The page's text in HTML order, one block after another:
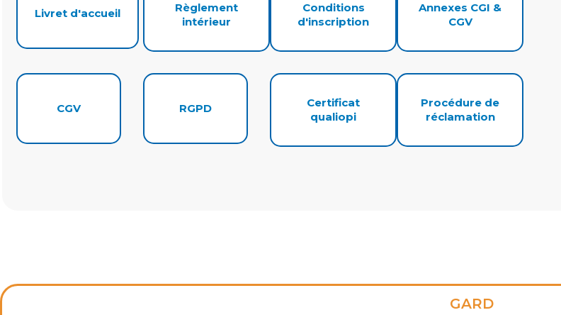
Livret d'accueil
Règlement
intérieur
Conditions
d'inscription
Annexes CGI &
CGV
CGV RGPD
Certificat
qualiopi
Procédure de
réclamation
GARD